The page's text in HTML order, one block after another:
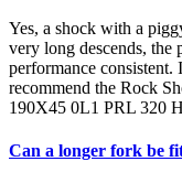
Yes, a shock with a
very long descends, the
performance
recommend the Rock
190X45 0L1 PRL 320
Can a longer fork be